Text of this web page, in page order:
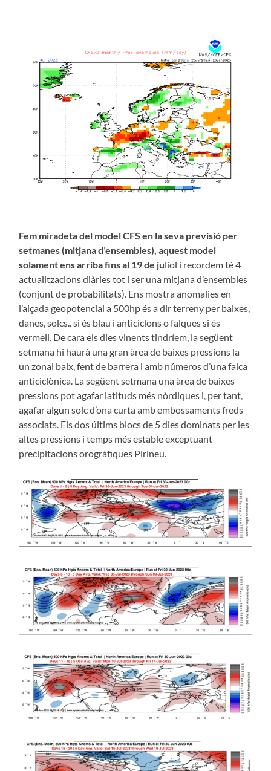
Fem miradeta del model CFS en la seva previsió per
setmanes (mitjana d’ensembles), aquest model
solament ens arriba fins al 19 de juliol i recordem té 4
actualitzacions diàries tot i ser una mitjana d’ensembles
(conjunt de probabilitats). Ens mostra anomalies en
l’alçada geopotencial a 500hp és a dir terreny per baixes,
danes, solcs.. si és blau i anticiclons o falques si és
vermell. De cara els dies vinents tindríem, la següent
setmana hi haurà una gran àrea de baixes pressions la
un zonal baix, fent de barrera i amb números d’una falca
anticiclònica. La següent setmana una àrea de baixes
pressions pot agafar latituds més nòrdiques i, per tant,
agafar algun solc d’ona curta amb embossaments freds
associats. Els dos últims blocs de 5 dies dominats per les
altes pressions i temps més estable exceptuant
precipitacions orogràfiques Pirineu.